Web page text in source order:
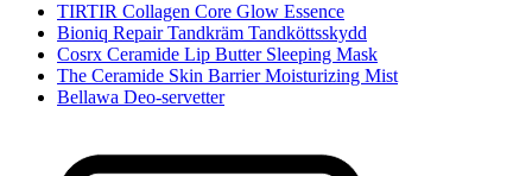
TIRTIR Collagen Core Glow Essence
Bioniq Repair Tandkräm Tandköttsskydd
Cosrx Ceramide Lip Butter Sleeping Mask
The Ceramide Skin Barrier Moisturizing Mist
Bellawa Deo-servetter